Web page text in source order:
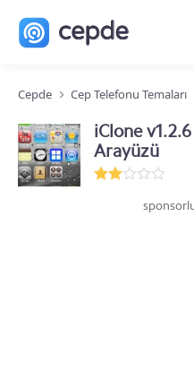
Cepde Cep Telefonu Temaları
iClone
Arayüzü